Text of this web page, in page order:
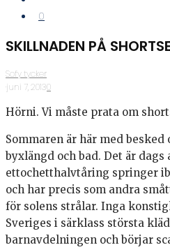
0
SKILLNADEN PÅ
Sofy tycker
·juni 7, 2013·0
Hörni. Vi måste prata om
Sommaren är här med
byxlängd och bad. Det är
ettochetthalvtåring springer
och har precis som andra
för solens strålar. Inga
Sveriges i särklass största
barnavdelningen och börjar